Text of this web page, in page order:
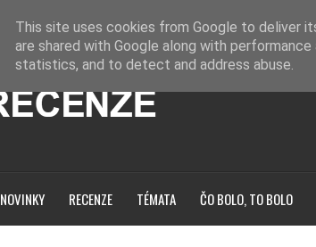
Loading...
NOVINKY RECENZE TÉMATA ČO BOLO, TO BOLO
This site uses cookies from Google to deliver
are shared with Google along with
statistics, and to detect and address abuse.